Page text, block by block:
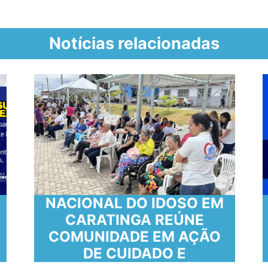
Notícias relacionadas
COMEMORAÇÃO AO DIA
NACIONAL DO IDOSO EM
CARATINGA REÚNE
COMUNIDADE EM AÇÃO
DE CUIDADO E